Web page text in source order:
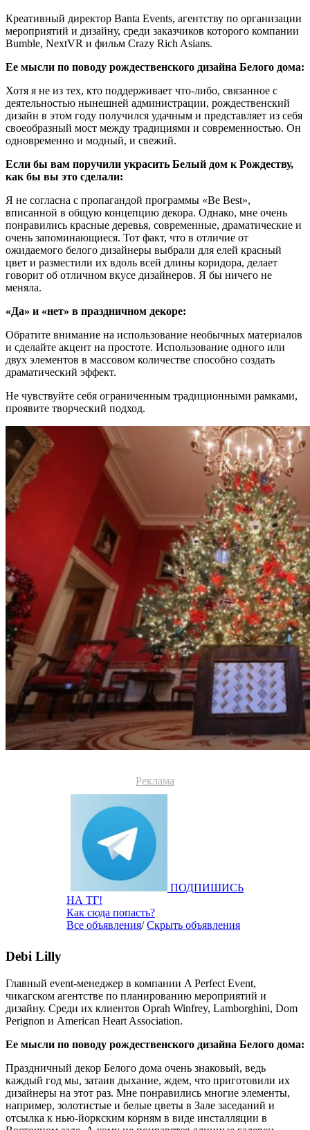
Креативный директор Banta Events, агентству по организации
мероприятий и дизайну, среди заказчиков которого компании
Bumble, NextVR и фильм Crazy Rich Asians.
Ее мысли по поводу рождественского дизайна Белого дома:
Хотя я не из тех, кто поддерживает что-либо, связанное с
деятельностью нынешней администрации, рождественский
дизайн в этом году получился удачным и представляет из себя
своеобразный мост между традициями и современностью. Он
одновременно и модный, и свежий.
Если бы вам поручили украсить Белый дом к Рождеству,
как бы вы это сделали:
Я не согласна с пропагандой программы «Be Best»,
вписанной в общую концепцию декора. Однако, мне очень
понравились красные деревья, современные, драматические и
очень запоминающиеся. Тот факт, что в отличие от
ожидаемого белого дизайнеры выбрали для елей красный
цвет и разместили их вдоль всей длины коридора, делает
говорит об отличном вкусе дизайнеров. Я бы ничего не
меняла.
«Да» и «нет» в праздничном декоре:
Обратите внимание на использование необычных материалов
и сделайте акцент на простоте. Использование одного или
двух элементов в массовом количестве способно создать
драматический эффект.
Не чувствуйте себя ограниченным традиционными рамками,
проявите творческий подход.
Реклама
ПОДПИШИСЬ
НА ТГ!
Как сюда попасть?
Все объявления/Скрыть объявления
Debi Lilly
Главный event-менеджер в компании A Perfect Event,
чикагском агентстве по планированию мероприятий и
дизайну. Среди их клиентов Oprah Winfrey, Lamborghini, Dom
Perignon и American Heart Association.
Ее мысли по поводу рождественского дизайна Белого дома:
Праздничный декор Белого дома очень знаковый, ведь
каждый год мы, затаив дыхание, ждем, что приготовили их
дизайнеры на этот раз. Мне понравились многие элементы,
например, золотистые и белые цветы в Зале заседаний и
отсылка к нью-йоркским корням в виде инсталляции в